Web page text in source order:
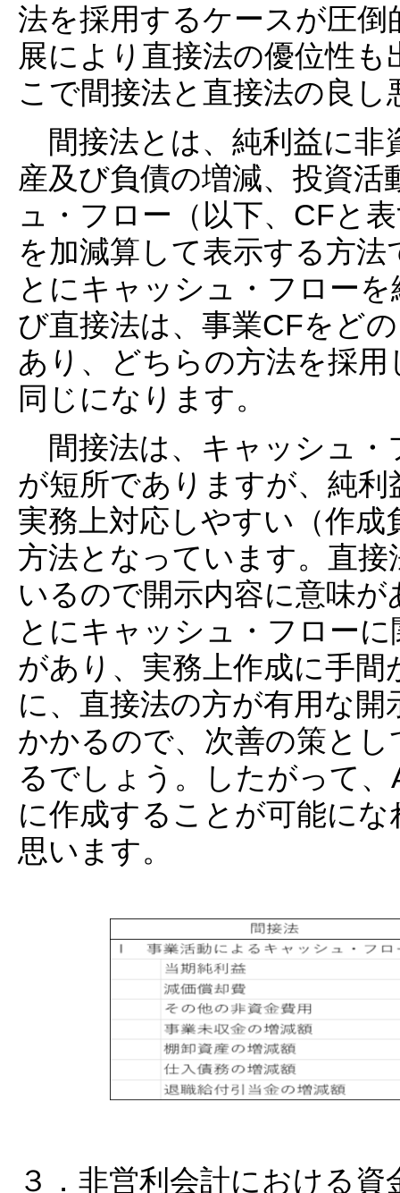
法を採用するケースが圧
展により直接法の優位性
こで間接法と直接法の良
間接法とは、純利益に非
産及び負債の増減、投資
ュ・フロー（以下、CFと
を加減算して表示する方
とにキャッシュ・フロー
び直接法は、事業CFをど
あり、どちらの方法を採
同じになります。
間接法は、キャッシュ・
が短所でありますが、純
実務上対応しやすい（作
方法となっています。直
いるので開示内容に意味
とにキャッシュ・フロー
があり、実務上作成に手
に、直接法の方が有用な
かかるので、次善の策と
るでしょう。したがって
に作成することが可能に
思います。
３．非営利会計における資